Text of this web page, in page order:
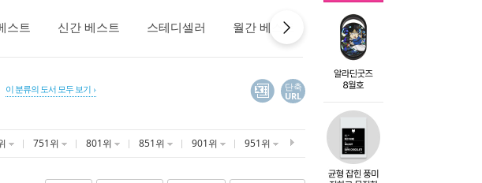
스트 신간 베스트 스테디셀러 월간 베스트 역대 베스트
이 분류의 도서 모두 보기
단축
URL
751위 801위 851위 901위 951위